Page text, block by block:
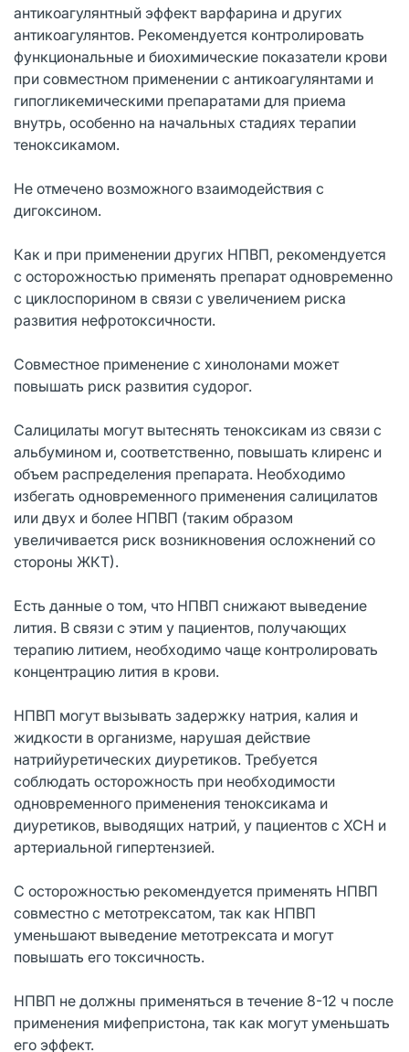
антикоагулянтный эффект варфарина и других
антикоагулянтов. Рекомендуется контролировать
функциональные и биохимические показатели крови
при совместном применении с антикоагулянтами и
гипогликемическими препаратами для приема
внутрь, особенно на начальных стадиях терапии
теноксикамом.
Не отмечено возможного взаимодействия с
дигоксином.
Как и при применении других НПВП, рекомендуется
с осторожностью применять препарат одновременно
с циклоспорином в связи с увеличением риска
развития нефротоксичности.
Совместное применение с хинолонами может
повышать риск развития судорог.
Салицилаты могут вытеснять теноксикам из связи с
альбумином и, соответственно, повышать клиренс и
объем распределения препарата. Необходимо
избегать одновременного применения салицилатов
или двух и более НПВП (таким образом
увеличивается риск возникновения осложнений со
стороны ЖКТ).
Есть данные о том, что НПВП снижают выведение
лития. В связи с этим у пациентов, получающих
терапию литием, необходимо чаще контролировать
концентрацию лития в крови.
НПВП могут вызывать задержку натрия, калия и
жидкости в организме, нарушая действие
натрийуретических диуретиков. Требуется
соблюдать осторожность при необходимости
одновременного применения теноксикама и
диуретиков, выводящих натрий, у пациентов с ХСН и
артериальной гипертензией.
С осторожностью рекомендуется применять НПВП
совместно с метотрексатом, так как НПВП
уменьшают выведение метотрексата и могут
повышать его токсичность.
НПВП не должны применяться в течение 8-12 ч после
применения мифепристона, так как могут уменьшать
его эффект.